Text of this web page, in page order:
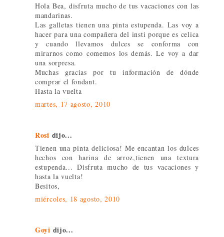
Hola Bea, disfruta mucho de tus vacaciones con las
mandarinas.
Las galletas tienen una pinta estupenda. Las voy a
hacer para una compañera del insti porque es celica
y cuando llevamos dulces se conforma con
mirarnos como comemos los demás. Le voy a dar
una sorpresa.
Muchas gracias por tu información de dónde
comprar el fondant.
Hasta la vuelta
martes, 17 agosto, 2010
Rosi dijo...
Tienen una pinta deliciosa! Me encantan los dulces
hechos con harina de arroz,tienen una textura
estupenda... Disfruta mucho de tus vacaciones y
hasta la vuelta!
Besitos,
miércoles, 18 agosto, 2010
Goyi dijo...